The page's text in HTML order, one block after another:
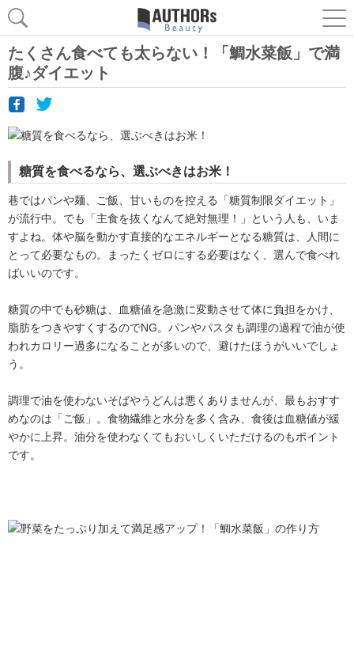
たくさん食べても太らない！「鯛水菜飯」で満
腹♪ダイエット
糖質を食べるなら、選ぶべきはお米！
巷ではパンや麺、ご飯、甘いものを控える「糖質制限ダイエット」
が流行中。でも「主食を抜くなんて絶対無理！」という人も、いま
すよね。体や脳を動かす直接的なエネルギーとなる糖質は、人間に
とって必要なもの。まったくゼロにする必要はなく、選んで食べれ
ばいいのです。
糖質の中でも砂糖は、血糖値を急激に変動させて体に負担をかけ、
脂肪をつきやすくするのでNG。パンやパスタも調理の過程で油が使
われカロリー過多になることが多いので、避けたほうがいいでしょ
う。
調理で油を使わないそばやうどんは悪くありませんが、最もおすす
めなのは「ご飯」。食物繊維と水分を多く含み、食後は血糖値が緩
やかに上昇。油分を使わなくてもおいしくいただけるのもポイント
です。